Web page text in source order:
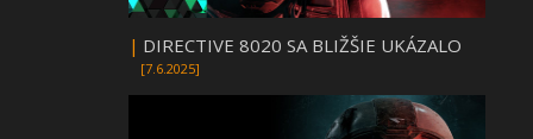
| DIRECTIVE 8020 SA BLIŽŠIE UKÁZALO
[7.6.2025]